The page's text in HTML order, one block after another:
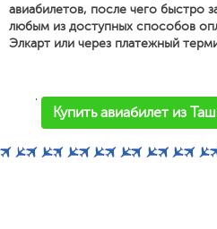
авиабилетов, после чего быстро
любым из доступных способов
Элкарт или через платежный
'
Купить авиабилет из